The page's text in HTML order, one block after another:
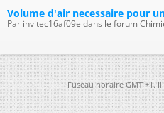
Volume d'air necessaire pour
Par invitec16af09e dans le forum
Fuseau horaire GMT +1.